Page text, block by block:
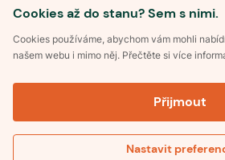
Zobrazit
Cookies až do stanu? Sem s nimi.
Cookies používáme, abychom vám mohli
našem webu i mimo něj. Přečtěte si více
Přijmout
Nastavit
Pravidla soutěže Kemp roku